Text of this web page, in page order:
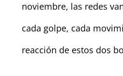
noviembre, las redes
cada golpe, cada
reacción de estos dos